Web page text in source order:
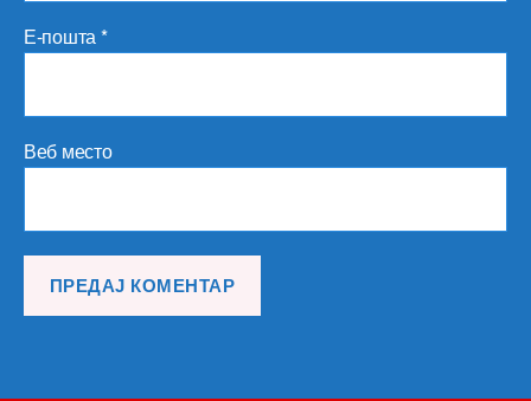
Е-пошта*
Веб место